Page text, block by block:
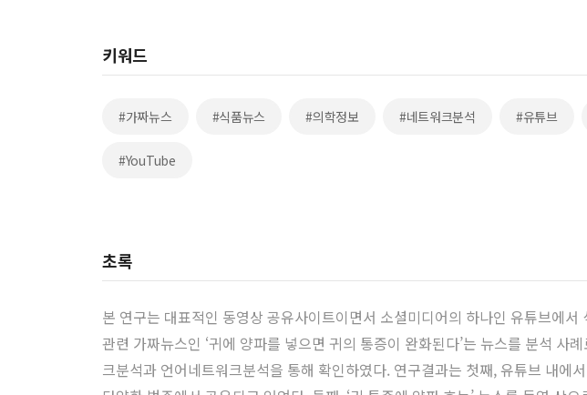
키워드
#가짜뉴스 #식품뉴스 #의학정보 #네트워크분석 #유튜브
#YouTube
초록
본 연구는 대표적인 동영상 공유사이트이면서 소셜미디어의 하나인 유튜브에
관련 가짜뉴스인 ‘귀에 양파를 넣으면 귀의 통증이 완화된다’는 뉴스를 분석
크분석과 언어네트워크분석을 통해 확인하였다. 연구결과는 첫째, 유튜브 내에